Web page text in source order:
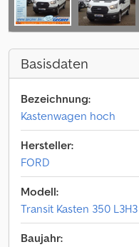
Basisdaten
Bezeichnung:
Kastenwagen hoch
Hersteller:
FORD
Modell:
Transit Kasten 350
Baujahr: